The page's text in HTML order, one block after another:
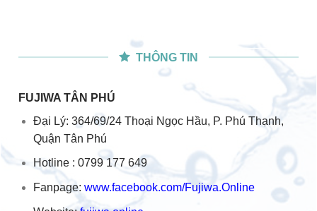
THÔNG TIN
FUJIWA TÂN PHÚ
Đại Lý: 364/69/24 Thoại Ngọc Hầu, P. Phú Thạnh,
Quận Tân Phú
Hotline : 0799 177 649
Fanpage: www.facebook.com/Fujiwa.Online